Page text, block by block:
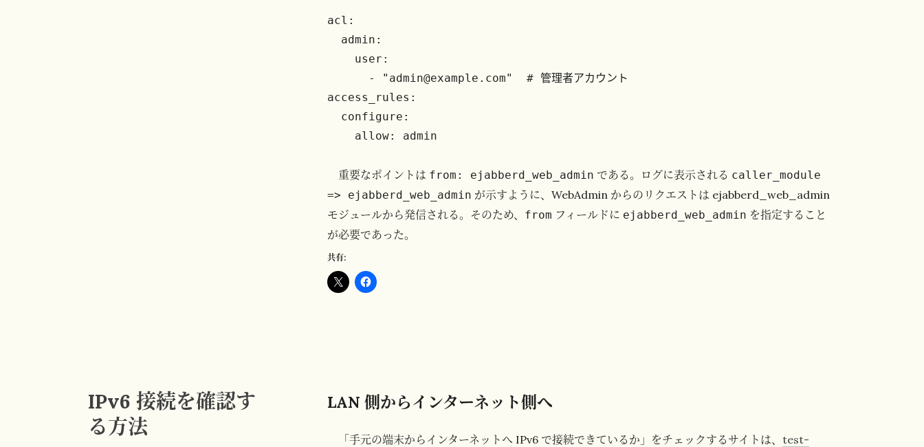
acl:
access_rules:
    allow: admin
重要なポイントは from: ejabberd_web_admin である。ログに表示される caller_module
=> ejabberd_web_admin が示すように、WebAdmin からのリクエストは ejabberd_web_admin
モジュールから発信される。そのため、 from フィールドに ejabberd_web_admin を指定すること
が必要であった。
共有:
IPv6 接続を確認す
る方法
LAN 側からインターネット側へ
「手元の端末からインターネットへ IPv6 で接続できているか」をチェックするサイトは、test-